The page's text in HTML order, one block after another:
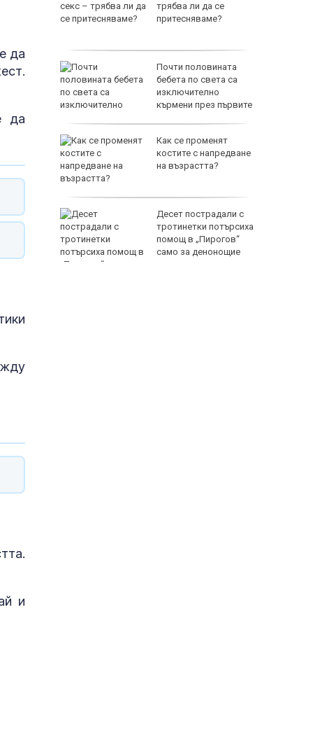
да
да
и
се
трябва ли да се
притесняваме?
Почти половината
бебета по света са
изключително
кърмени през първите
Как се променят
костите с напредване
на възрастта?
Десет пострадали с
тротинетки потърсиха
помощ в „Пирогов“
само за денонощие